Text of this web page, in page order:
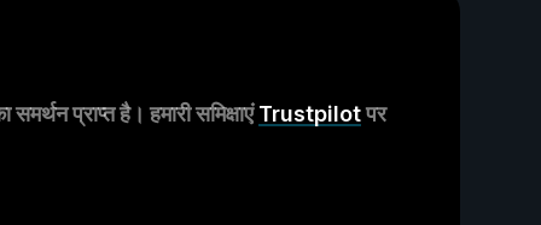
प्राप्त है। हमारी समिक्षाएंTrustpilotपर